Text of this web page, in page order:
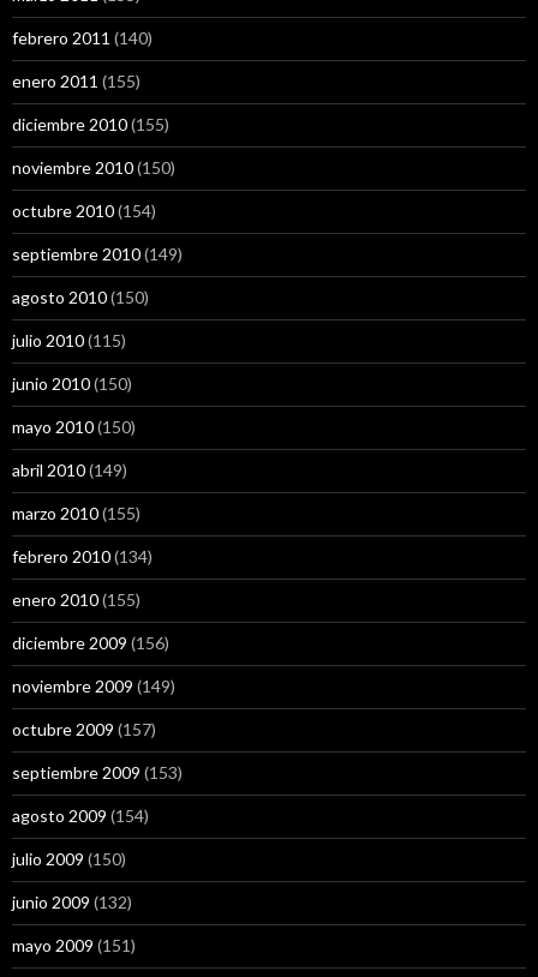
febrero 2011 (140)
enero 2011 (155)
diciembre 2010(155)
noviembre 2010(150)
octubre 2010(154)
septiembre 2010(149)
agosto 2010(150)
julio 2010(115)
junio 2010(150)
mayo 2010(150)
abril 2010(149)
marzo 2010(155)
febrero 2010(134)
enero 2010(155)
diciembre 2009 (156)
noviembre 2009 (149)
octubre 2009 (157)
septiembre 2009 (153)
agosto 2009 (154)
julio 2009 (150)
junio 2009 (132)
mayo 2009 (151)